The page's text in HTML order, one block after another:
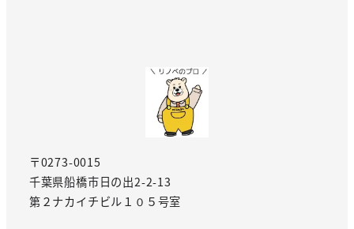
〒0273-0015
千葉県船橋市日の出2-2-13
第２ナカイチビル１０５号室